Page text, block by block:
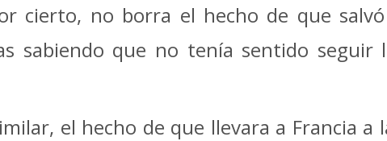
cierto, no borra el hecho de que
sabiendo que no tenía sentido seguir
el hecho de que llevara a Francia a